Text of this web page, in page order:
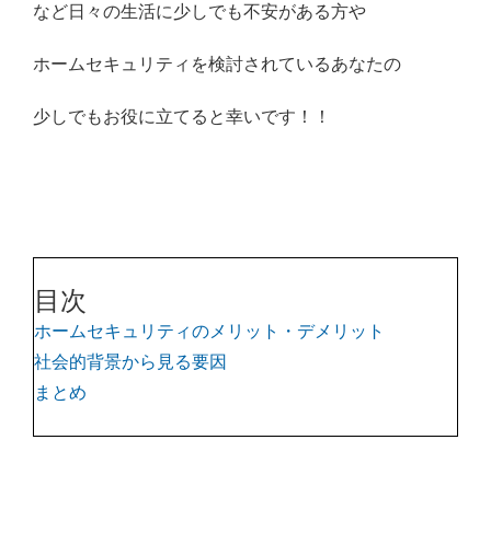
など日々の生活に少しでも不安がある方や
ホームセキュリティを検討されているあなたの
少しでもお役に立てると幸いです！！
目次
ホームセキュリティのメリット・デメリット
社会的背景から見る要因
まとめ